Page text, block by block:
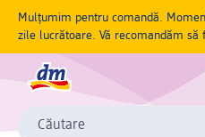
Mulțumim pentru comandă.
zile lucrătoare. Vă recomandăm să
Căutare